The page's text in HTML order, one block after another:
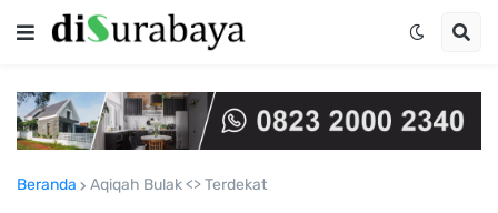
Beranda Aqiqah Bulak <> Terdekat